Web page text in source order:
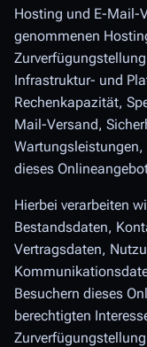
Hosting und E-Mail-
genommenen
Infrastruktur- und
Rechenkapazität,
Mail-Versand,
Wartungsleistungen,
dieses
Hierbei verarbeiten
Bestandsdaten,
Vertragsdaten,
Besuchern dieses
berechtigten